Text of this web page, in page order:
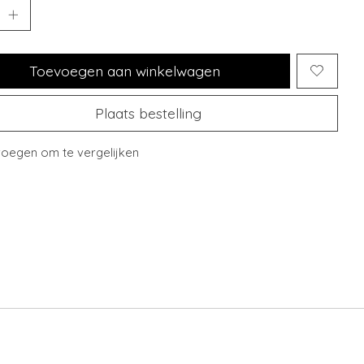
Toevoegen aan winkelwagen
Plaats bestelling
om te vergelijken